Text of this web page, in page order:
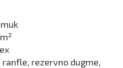
ranfle, rezervno dugme,